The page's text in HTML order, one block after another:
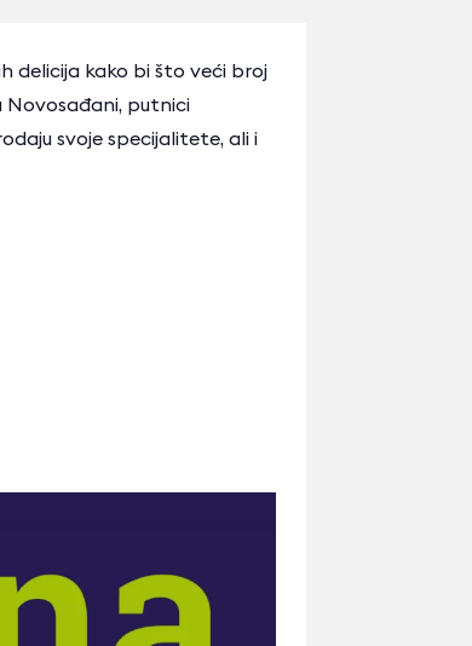
delicija kako bi što veći broj
Novosađani, putnici
svoje specijalitete, ali i